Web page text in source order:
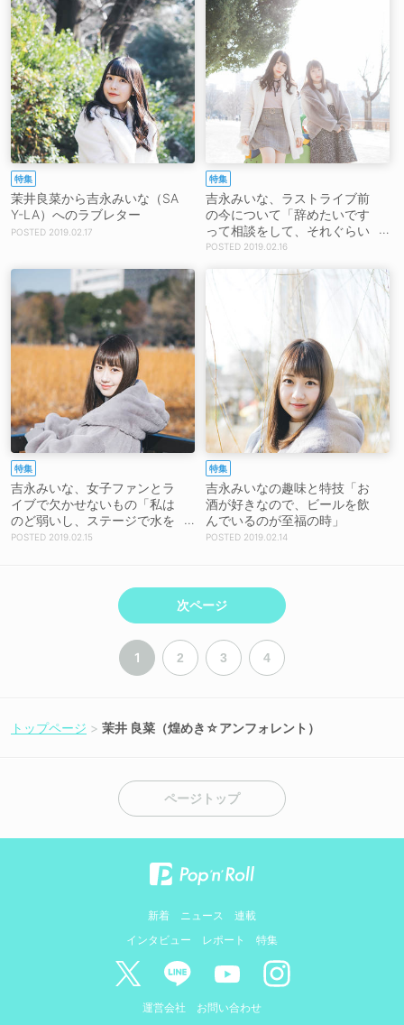
特集
茉井良菜から吉永みいな（SA
Y-LA）へのラブレター
2019.02.17
特集
吉永みいな、ラストライブ前
の今について「辞めたいです
って相談をして、それぐらい
からなぜか急にヲタクが増え
2019.02.16
特集
吉永みいな、女子ファンとラ
イブで欠かせないもの「私は
のど弱いし、ステージで水を
近くに置いておくのは重要で
2019.02.15
特集
吉永みいなの趣味と特技「お
酒が好きなので、ビールを飲
んでいるのが至福の時」
2019.02.14
次ページ
1 2 3 4
トップページ 茉井 良菜（煌めき☆アンフォレント）
ページトップ
新着 ニュース
連載
インタビュー
レポート 特集
運営会社 お問い合わせ